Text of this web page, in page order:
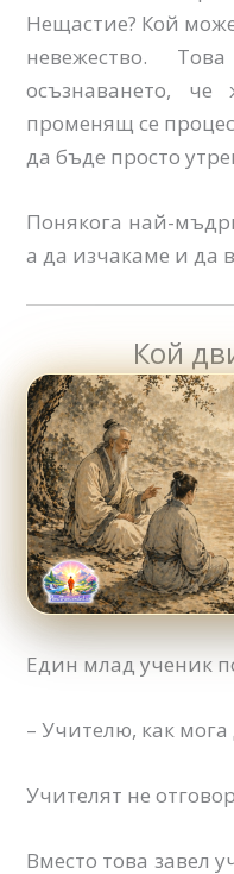
Нещастие? Кой
невежество.
осъзнаването, че
променящ се
да бъде просто
Понякога най-
а да изчакаме и да
Кой
Един млад ученик
– Учителю, как
Учителят не
Вместо това завел